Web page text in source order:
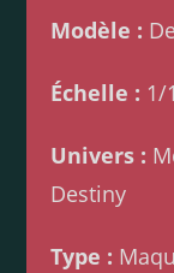
Modèle :
Échelle : 1/
Univers :
Destiny
Type :